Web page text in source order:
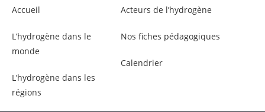
Accueil
L’hydrogène dans le
monde
L’hydrogène dans les
régions
Acteurs de l’hydrogène
Nos fiches pédagogiques
Calendrier